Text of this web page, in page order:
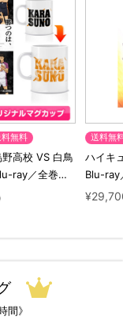
料無料
高校 VS 白鳥
ray／全巻セ
定・アニまる
送料無
ハイキ
Blu-ray
ト（初
間》